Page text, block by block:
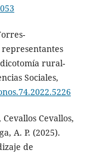
rural-
Sociales,
Cevallos,
A. P. (2025).
de